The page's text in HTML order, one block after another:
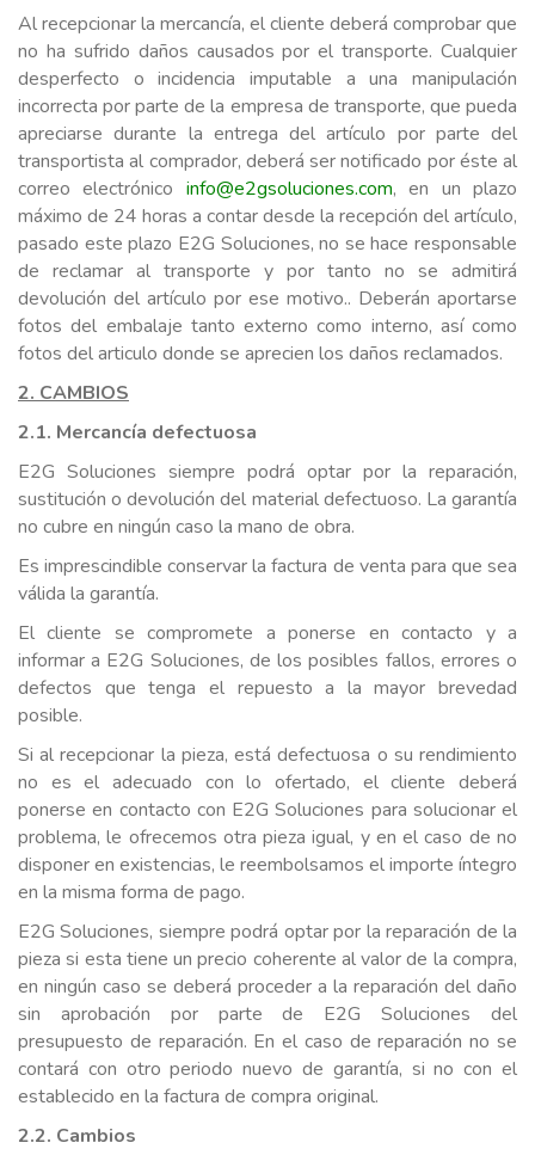
Al recepcionar la mercancía, el cliente deberá comprobar que
no ha sufrido daños causados por el transporte. Cualquier
desperfecto o incidencia imputable a una manipulación
incorrecta por parte de la empresa de transporte, que pueda
apreciarse durante la entrega del artículo por parte del
transportista al comprador, deberá ser notificado por éste al
correo electrónico info@e2gsoluciones.com, en un plazo
máximo de 24 horas a contar desde la recepción del artículo,
pasado este plazo E2G Soluciones, no se hace responsable
de reclamar al transporte y por tanto no se admitirá
devolución del artículo por ese motivo.. Deberán aportarse
fotos del embalaje tanto externo como interno, así como
fotos del articulo donde se aprecien los daños reclamados.
2. CAMBIOS
2.1. Mercancía defectuosa
E2G Soluciones siempre podrá optar por la reparación,
sustitución o devolución del material defectuoso. La garantía
no cubre en ningún caso la mano de obra.
Es imprescindible conservar la factura de venta para que sea
válida la garantía.
El cliente se compromete a ponerse en contacto y a
informar a E2G Soluciones, de los posibles fallos, errores o
defectos que tenga el repuesto a la mayor brevedad
posible.
Si al recepcionar la pieza, está defectuosa o su rendimiento
no es el adecuado con lo ofertado, el cliente deberá
ponerse en contacto con E2G Soluciones para solucionar el
problema, le ofrecemos otra pieza igual, y en el caso de no
disponer en existencias, le reembolsamos el importe íntegro
en la misma forma de pago.
E2G Soluciones, siempre podrá optar por la reparación de la
pieza si esta tiene un precio coherente al valor de la compra,
en ningún caso se deberá proceder a la reparación del daño
sin aprobación por parte de E2G Soluciones del
presupuesto de reparación. En el caso de reparación no se
contará con otro periodo nuevo de garantía, si no con el
establecido en la factura de compra original.
2.2. Cambios